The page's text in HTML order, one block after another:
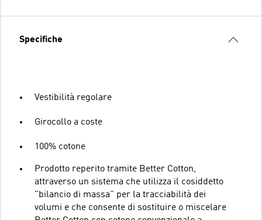
Specifiche
Vestibilità regolare
Girocollo a coste
100% cotone
Prodotto reperito tramite Better Cotton,
attraverso un sistema che utilizza il cosiddetto
"bilancio di massa" per la tracciabilità dei
volumi e che consente di sostituire o miscelare